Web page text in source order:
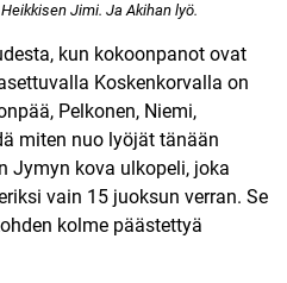
Jimi. Ja Akihan lyö.
kun kokoonpanot ovat
Koskenkorvalla on
Pelkonen, Niemi,
miten nuo lyöjät tänään
Jymyn kova ulkopeli, joka
vain 15 juoksun verran. Se
kolme päästettyä